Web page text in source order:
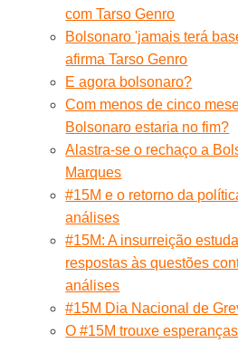
com Tarso Genro
Bolsonaro 'jamais terá
afirma Tarso Genro
E agora bolsonaro?
Com menos de cinco
Bolsonaro estaria no fim?
Alastra-se o rechaço a
Marques
#15M e o retorno da
análises
#15M: A insurreição
respostas às questões
análises
#15M Dia Nacional de
O #15M trouxe esperanças